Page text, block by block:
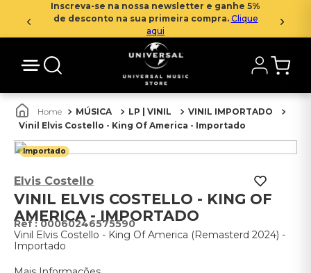
Inscreva-se na nossa newsletter e ganhe 5%
de desconto na sua primeira compra. Clique
aqui
MÚSICA LP | VINIL
VINIL IMPORTADO
Vinil Elvis Costello - King Of America - Importado
Importado
Elvis Costello
VINIL ELVIS COSTELLO - KING OF
AMERICA - IMPORTADO
:00060246575590
Vinil Elvis Costello - King Of America (Remasterd 2024) -
Importado